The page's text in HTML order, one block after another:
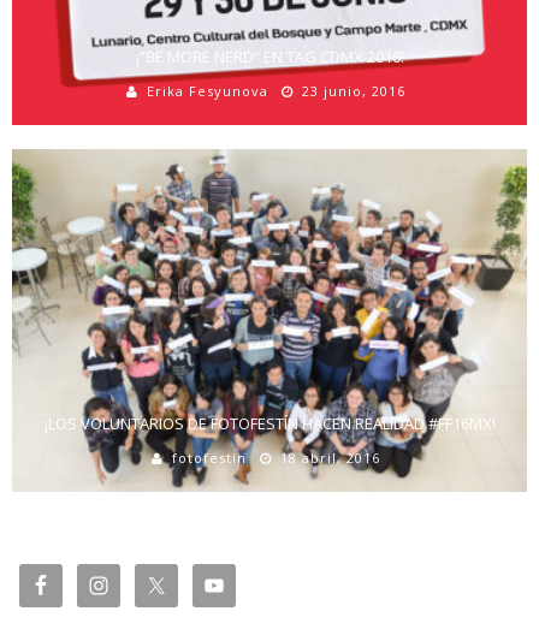
¡”BE MORE NERD” EN TAG CDMX 2016!
Erika Fesyunova 23 junio, 2016
¡LOS VOLUNTARIOS DE FOTOFESTÍN HACEN REALIDAD #FF16MX!
fotofestín 18 abril, 2016